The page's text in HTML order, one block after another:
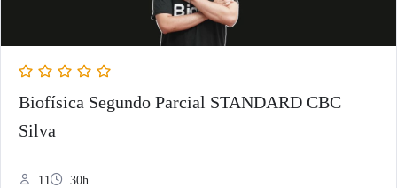
Biofísica Segundo Parcial STANDARD CBC
Silva
11 30h